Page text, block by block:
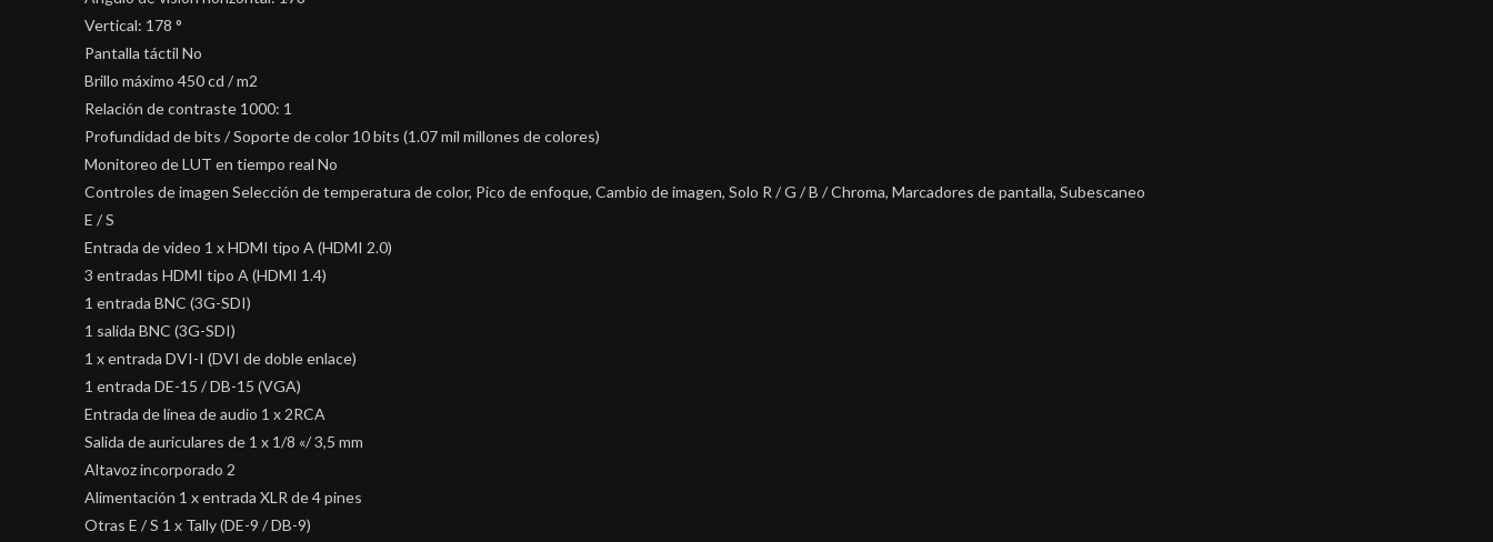
Vertical: 178 °
Pantalla táctil No
Brillo máximo 450 cd / m2
Relación de contraste 1000: 1
Profundidad de bits / Soporte de color 10 bits (1.07 mil millones de colores)
Monitoreo de LUT en tiempo real No
Controles de imagen Selección de temperatura de color, Pico de enfoque, Cambio de imagen, Solo R / G / B / Chroma, Marcadores de pantalla, Subescaneo
E / S
Entrada de video 1 x HDMI tipo A (HDMI 2.0)
3 entradas HDMI tipo A (HDMI 1.4)
1 entrada BNC (3G-SDI)
1 salida BNC (3G-SDI)
1 x entrada DVI-I (DVI de doble enlace)
1 entrada DE-15 / DB-15 (VGA)
Entrada de línea de audio 1 x 2RCA
Salida de auriculares de 1 x 1/8 «/ 3,5 mm
Altavoz incorporado 2
Alimentación 1 x entrada XLR de 4 pines
Otras E / S 1 x Tally (DE-9 / DB-9)